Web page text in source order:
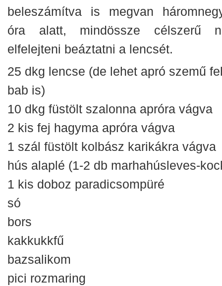
beleszámítva is megvan
óra alatt, mindössze célszerű
elfelejteni beáztatni a lencsét.
25 dkg lencse (de lehet apró szemű
bab is)
10 dkg füstölt szalonna apróra vágva
2 kis fej hagyma apróra vágva
1 szál füstölt kolbász karikákra vágva
hús alaplé (1-2 db marhahúsleves-
1 kis doboz paradicsompüré
só
bors
kakkukkfű
bazsalikom
pici rozmaring